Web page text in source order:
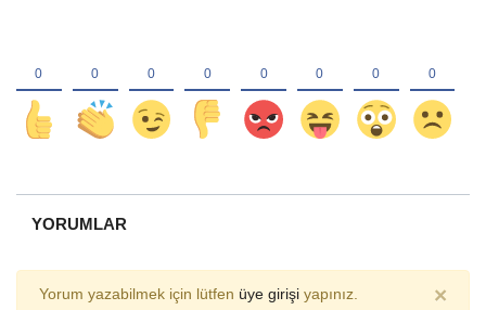
YORUMLAR
Yorum yazabilmek için lütfen üye girişi yapınız. ×